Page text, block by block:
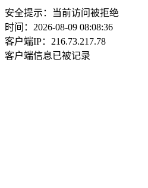
安全提示：当前访问被拒绝
时间：2026-08-09 08:08:36
客户端IP：216.73.217.78
客户端信息已被记录